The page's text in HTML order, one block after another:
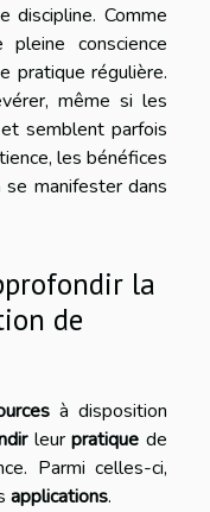
discipline. Comme
conscience
pratique régulière.
même si les
semblent parfois
les bénéfices
manifester dans
la
de
à disposition
leurpratique de
Parmi celles-ci,
applications.